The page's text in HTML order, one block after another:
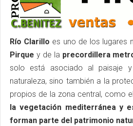
Río Clarillo es uno de los lugares
Pirque y de la precordillera
solo está asociado al paisaje
naturaleza, sino también a la
propios de la zona central, como el
la vegetación mediterránea y
forman parte del patrimonio